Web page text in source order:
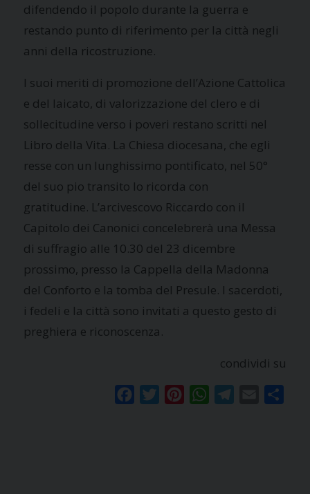
difendendo il popolo durante la guerra e
restando punto di riferimento per la città negli
anni della ricostruzione.
I suoi meriti di promozione dell’Azione Cattolica
e del laicato, di valorizzazione del clero e di
sollecitudine verso i poveri restano scritti nel
Libro della Vita. La Chiesa diocesana, che egli
resse con un lunghissimo pontificato, nel 50°
del suo pio transito lo ricorda con
gratitudine. L’arcivescovo Riccardo con il
Capitolo dei Canonici concelebrerà una Messa
di suffragio alle 10.30 del 23 dicembre
prossimo, presso la Cappella della Madonna
del Conforto e la tomba del Presule. I sacerdoti,
i fedeli e la città sono invitati a questo gesto di
preghiera e riconoscenza.
condividi su
FacebookTwitterPinterestWhatsAppTelegram
Email